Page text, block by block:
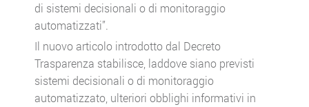
di sistemi decisionali o di monitoraggio
automatizzati”.
Il nuovo articolo introdotto dal Decreto
Trasparenza stabilisce, laddove siano previsti
sistemi decisionali o di monitoraggio
automatizzato, ulteriori obblighi informativi in